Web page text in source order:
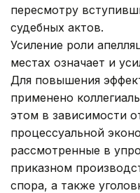
пересмотру
судебных актов.
Усиление роли
местах означает и
Для повышения
применено
этом в зависимости
процессуальной
рассмотренные в
приказном
спора, а также